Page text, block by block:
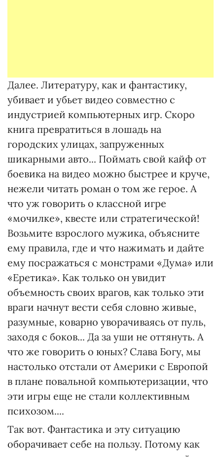
Далее. Литературу, как и фантастику,
убивает и убьет видео совместно с
индустрией компьютерных игр. Скоро
книга превратиться в лошадь на
городских улицах, запруженных
шикарными авто... Поймать свой кайф от
боевика на видео можно быстрее и круче,
нежели читать роман о том же герое. А
что уж говорить о классной игре
«мочилке», квесте или стратегической!
Возьмите взрослого мужика, объясните
ему правила, где и что нажимать и дайте
ему посражаться с монстрами «Дума» или
«Еретика». Как только он увидит
объемность своих врагов, как только эти
враги начнут вести себя словно живые,
разумные, коварно уворачиваясь от пуль,
заходя с боков... Да за уши не оттянуть. А
что же говорить о юных? Слава Богу, мы
настолько отстали от Америки с Европой
в плане повальной компьютеризации, что
эти игры еще не стали коллективным
психозом....
Так вот. Фантастика и эту ситуацию
оборачивает себе на пользу. Потому как